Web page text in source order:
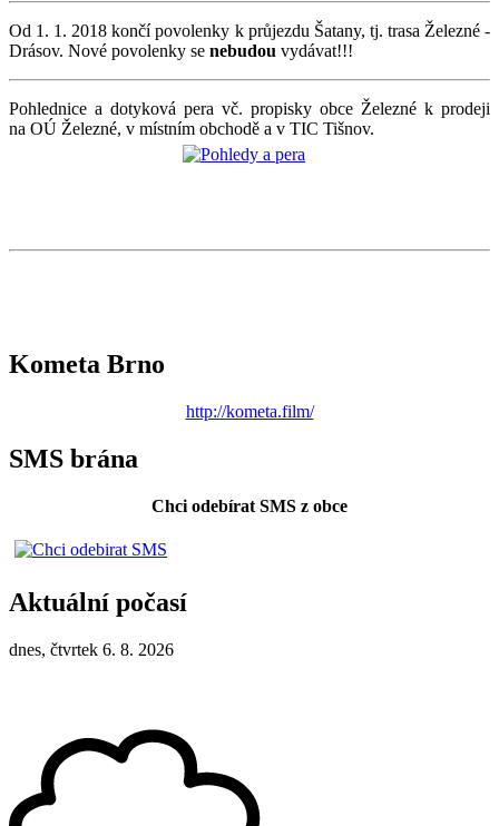
Od 1. 1. 2018 končí povolenky k průjezdu Šatany, tj. trasa Železné -
Drásov. Nové povolenky se nebudou vydávat!!!
Pohlednice a dotyková pera vč. propisky obce Železné k prodeji
na OÚ Železné, v místním obchodě a v TIC Tišnov.
Kometa Brno
http://kometa.film/
SMS brána
Chci odebírat SMS z obce
Aktuální počasí
dnes, čtvrtek 6. 8. 2026